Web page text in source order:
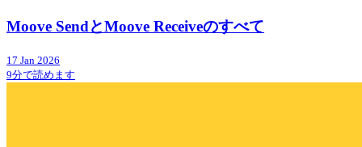
Moove SendとMoove Receiveのすべて
17 Jan 2026
9分で読めます